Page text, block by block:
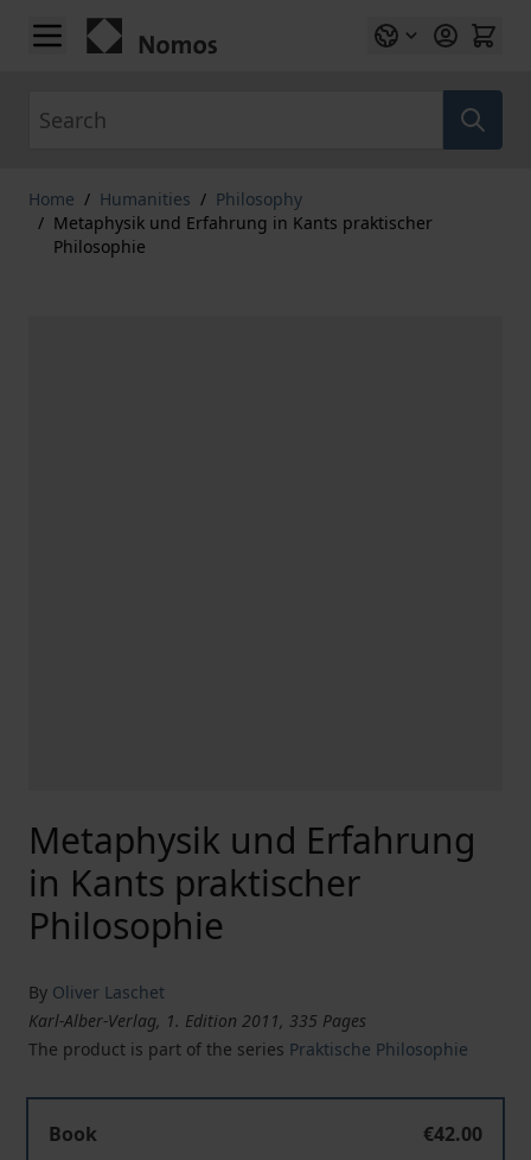
Skip to Content
Home / Humanities / Philosophy
/ Metaphysik und Erfahrung in Kants praktischer
Philosophie
Metaphysik und Erfahrung
in Kants praktischer
Philosophie
By Oliver Laschet
Karl-Alber-Verlag, 1. Edition 2011, 335 Pages
The product is part of the series Praktische Philosophie
Book
€42.00